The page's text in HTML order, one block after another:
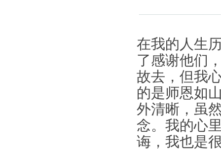
在我的人生
了感谢他们
故去，但我
的是师恩如
外清晰，虽
念。我的心
诲，我也是